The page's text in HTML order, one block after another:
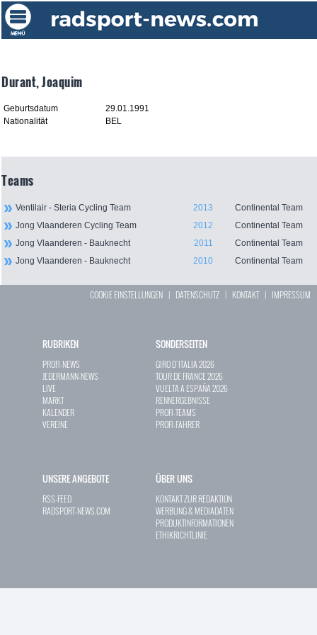
Durant, Joaquim
Geburtsdatum
29.01.1991
Nationalität
BEL
Teams
Ventilair - Steria Cycling Team 2013
Continental Team
Jong Vlaanderen Cycling Team
2012
Continental Team
Jong Vlaanderen - Bauknecht
2011
Continental Team
Jong Vlaanderen - Bauknecht
2010 Continental Team
COOKIE EINSTELLUNGEN | DATENSCHUTZ | KONTAKT| IMPRESSUM
RUBRIKEN
PROFI-NEWS
JEDERMANN-NEWS
LIVE
MARKT
KALENDER
VEREINE
SONDERSEITEN
GIRO D`ITALIA 2026
TOUR DE FRANCE 2026
VUELTA A ESPAÑA 2026
RENNERGEBNISSE
PROFI-TEAMS
PROFI-FAHRER
UNSERE ANGEBOTE
RSS-FEED
RADSPORT-NEWS.COM
ÜBER UNS
KONTAKT ZUR REDAKTION
WERBUNG & MEDIADATEN
PRODUKTINFORMATIONEN
ETHIKRICHTLINIE